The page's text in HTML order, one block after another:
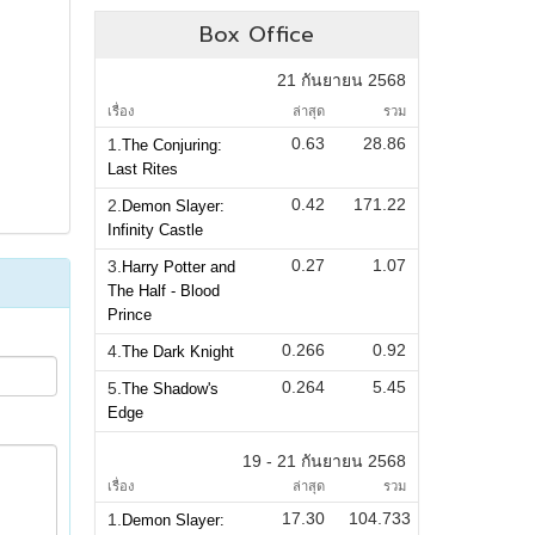
Box Office
21 กันยายน 2568
เรื่อง ล่าสุด รวม
1. The Conjuring:
Last Rites
0.63 28.86
2. Demon Slayer:
Infinity Castle
0.42 171.22
3. Harry Potter and
The Half - Blood
Prince
0.27 1.07
4. The Dark Knight 0.266
0.92
5. The Shadow's
Edge
0.264 5.45
19 - 21 กันยายน 2568
เรื่อง ล่าสุด รวม
1. Demon Slayer:
17.30 104.733